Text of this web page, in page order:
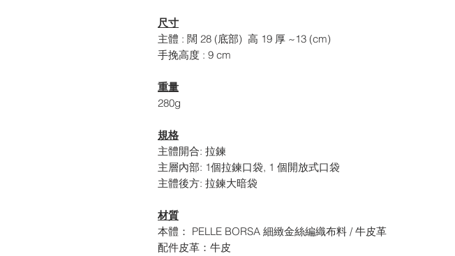
尺寸
主體 : 闊 28 (底部) 高 19 厚 ~13 (cm)
手挽高度 : 9 cm
重量
280g
規格
主體開合: 拉鍊
主層內部: 1個拉鍊口袋, 1 個開放式口袋
主體後方: 拉鍊大暗袋
材質
本體： PELLE BORSA 細緻金絲編織布料 / 牛皮革
配件皮革：牛皮